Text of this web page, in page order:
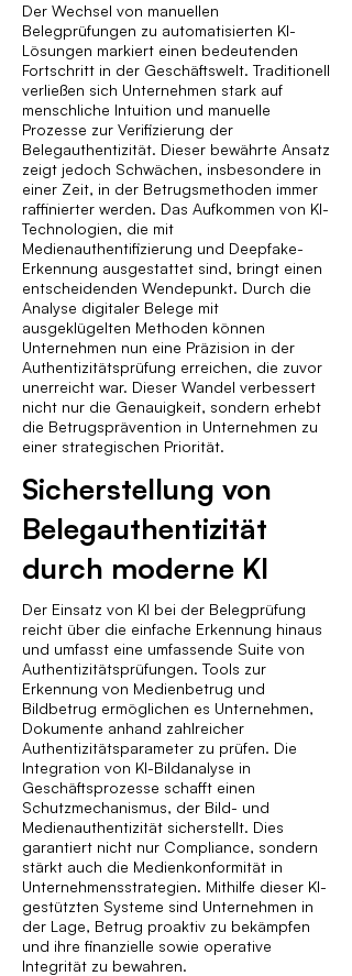
Der Wechsel von manuellen
Belegprüfungen zu automatisierten KI-
Lösungen markiert einen bedeutenden
Fortschritt in der Geschäftswelt. Traditionell
verließen sich Unternehmen stark auf
menschliche Intuition und manuelle
Prozesse zur Verifizierung der
Belegauthentizität. Dieser bewährte Ansatz
zeigt jedoch Schwächen, insbesondere in
einer Zeit, in der Betrugsmethoden immer
raffinierter werden. Das Aufkommen von KI-
Technologien, die mit
Medienauthentifizierung und Deepfake-
Erkennung ausgestattet sind, bringt einen
entscheidenden Wendepunkt. Durch die
Analyse digitaler Belege mit
ausgeklügelten Methoden können
Unternehmen nun eine Präzision in der
Authentizitätsprüfung erreichen, die zuvor
unerreicht war. Dieser Wandel verbessert
nicht nur die Genauigkeit, sondern erhebt
die Betrugsprävention in Unternehmen zu
einer strategischen Priorität.
Sicherstellung von
Belegauthentizität
durch moderne KI
Der Einsatz von KI bei der Belegprüfung
reicht über die einfache Erkennung hinaus
und umfasst eine umfassende Suite von
Authentizitätsprüfungen. Tools zur
Erkennung von Medienbetrug und
Bildbetrug ermöglichen es Unternehmen,
Dokumente anhand zahlreicher
Authentizitätsparameter zu prüfen. Die
Integration von KI-Bildanalyse in
Geschäftsprozesse schafft einen
Schutzmechanismus, der Bild- und
Medienauthentizität sicherstellt. Dies
garantiert nicht nur Compliance, sondern
stärkt auch die Medienkonformität in
Unternehmensstrategien. Mithilfe dieser KI-
gestützten Systeme sind Unternehmen in
der Lage, Betrug proaktiv zu bekämpfen
und ihre finanzielle sowie operative
Integrität zu bewahren.